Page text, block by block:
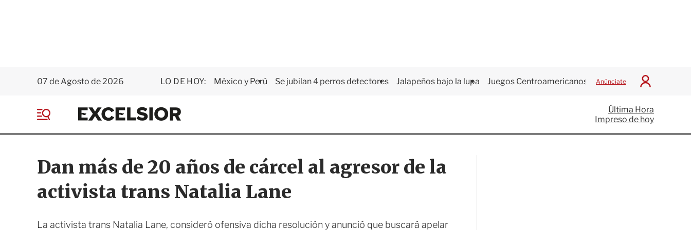
07 de Agosto de 2026 LO DE HOY: México y Perú Se jubilan 4 perros detectores Jalapeños bajo la lupa Juegos Centroamericanos Anúnciate
I
c
i
a
E
x
e
i
o
r
e
Última Hora
Impreso de hoy
Dan más de 20 años de cárcel al agresor de la
activista trans Natalia Lane
La activista trans Natalia Lane, consideró ofensiva dicha resolución y anunció que buscará apelar